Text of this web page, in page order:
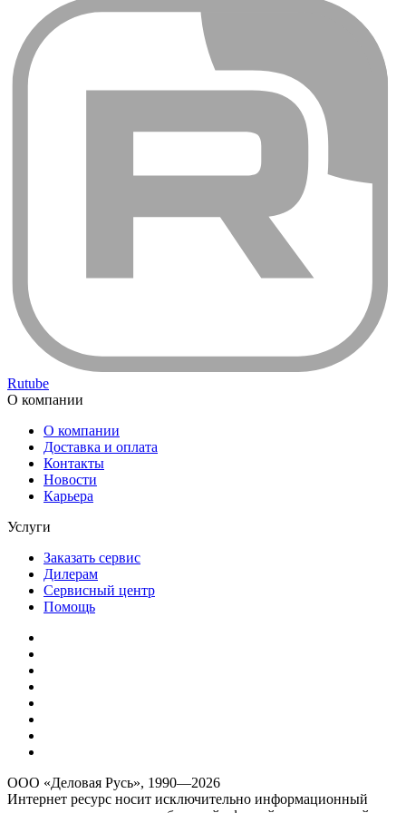
Rutube
О компании
О компании
Доставка и оплата
Контакты
Новости
Карьера
Услуги
Заказать сервис
Дилерам
Сервисный центр
Помощь
ООО «Деловая Русь», 1990—2026
Интернет ресурс носит исключительно информационный